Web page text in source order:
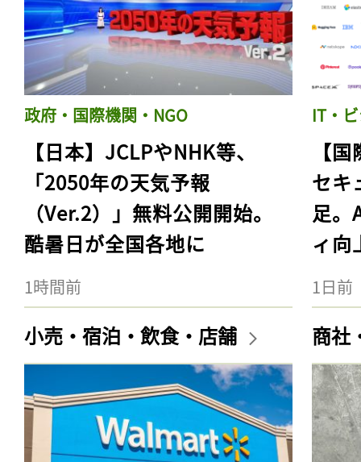
政府・国際機関・NGO
【日本】JCLPやNHK等、
「2050年の天気予報
（Ver.2）」無料公開開始。
酷暑日が全国各地に
1時間前
IT・
【
セキ
足。
ィ向
1日前
小売・宿泊・飲食・店舗 商社